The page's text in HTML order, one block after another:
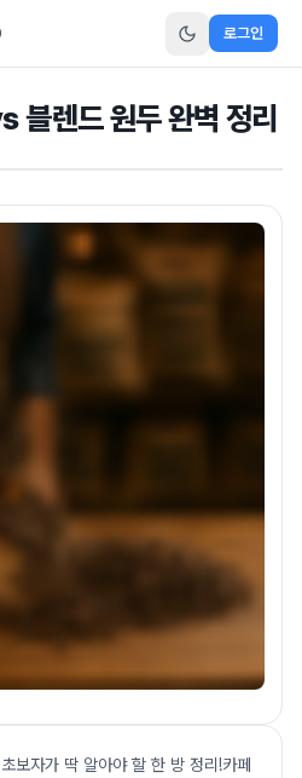
로그인
블렌드 원두 완벽 정리
보자가 딱 알아야 할 한 방 정리!카페